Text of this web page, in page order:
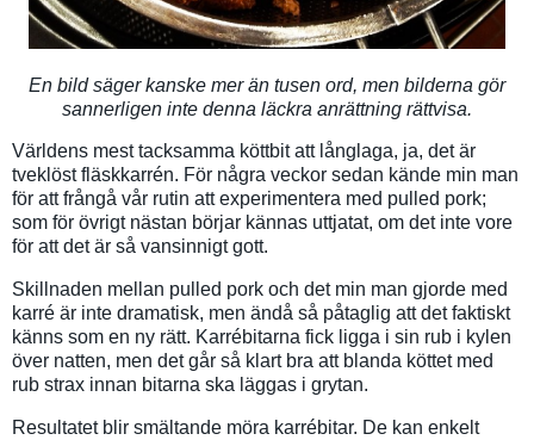
En bild säger kanske mer än tusen ord, men bilderna gör
sannerligen inte denna läckra anrättning rättvisa.
Världens mest tacksamma köttbit att långlaga, ja, det är
tveklöst fläskkarrén. För några veckor sedan kände min man
för att frångå vår rutin att experimentera med pulled pork;
som för övrigt nästan börjar kännas uttjatat, om det inte vore
för att det är så vansinnigt gott.
Skillnaden mellan pulled pork och det min man gjorde med
karré är inte dramatisk, men ändå så påtaglig att det faktiskt
känns som en ny rätt. Karrébitarna fick ligga i sin rub i kylen
över natten, men det går så klart bra att blanda köttet med
rub strax innan bitarna ska läggas i grytan.
Resultatet blir smältande möra karrébitar. De kan enkelt